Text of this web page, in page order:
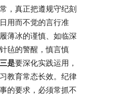
，真正把遵规守纪刻
用而不觉的言行准
薄冰的谨慎、如临深
毡的警醒，慎言慎
三是要深化实践运用，
教育常态长效。纪律
的要求，必须常抓不